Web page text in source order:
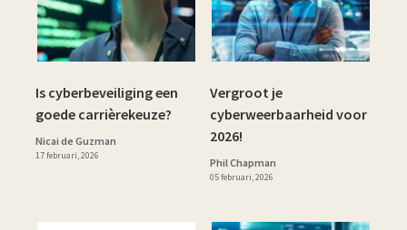
Is cyberbeveiliging een
goede carrièrekeuze?
Nicai de Guzman
17 februari, 2026
Vergroot je
cyberweerbaarheid voor
2026!
Phil Chapman
05 februari, 2026